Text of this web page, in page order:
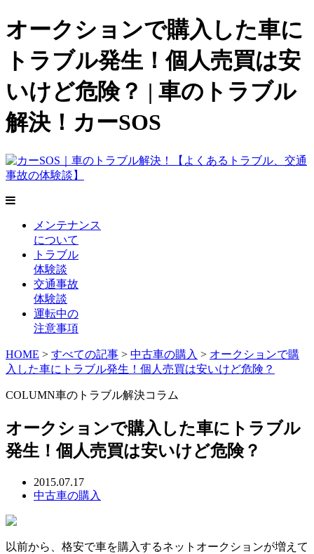
オークションで購入した車に
トラブル発生！個人売買は安
いけど危険？ | 車のトラブル
解決！カーSOS
メンテナンス
について
トラブル
体験談
交通事故
体験談
運転中の
注意事項
HOME > すべての記事 > 中古車の購入 > オークションで購
入した車にトラブル発生！個人売買は安いけど危険？
COLUMN車のトラブル解決コラム
オークションで購入した車にトラブル
発生！個人売買は安いけど危険？
2015.07.17
中古車の購入
以前から、格安で車を購入するネットオークションが増えて